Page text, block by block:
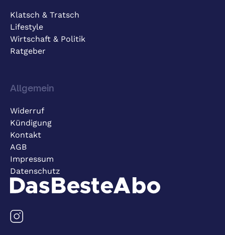
Klatsch & Tratsch
Lifestyle
Wirtschaft & Politik
Ratgeber
Allgemein
Widerruf
Kündigung
Kontakt
AGB
Impressum
Datenschutz